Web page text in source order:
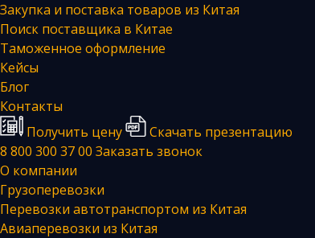
Закупка и поставка товаров из Китая
Поиск поставщика в Китае
Таможенное оформление
Кейсы
Блог
Контакты
Получить цену
Скачать презентацию
8 800 300 37 00 Заказать звонок
О компании
Грузоперевозки
Перевозки автотранспортом из Китая
Авиаперевозки из Китая